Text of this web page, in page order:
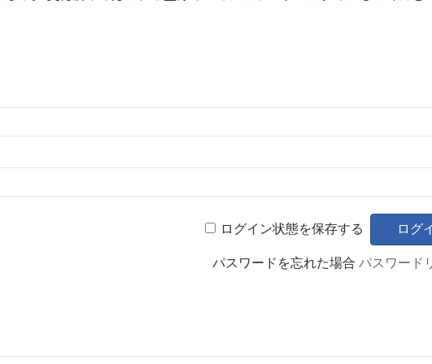
ログイン状態を保存する
パスワードを忘れた場合 パスワード